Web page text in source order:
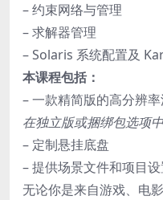
– 约束网络与管理
– 求解器管理
– Solaris 系统配置及
本课程包括：
– 一款精简版的高分辨
在独立版或捆绑包选项中
– 定制悬挂底盘
– 提供场景文件和项目设
无论你是来自游戏、电